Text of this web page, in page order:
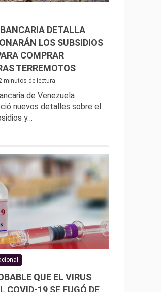
DETALLA
LOS SUBSIDIOS
COMPRAR
TERREMOTOS
minutos de lectura
de Venezuela
nuevos detalles sobre el
y…
QUE EL VIRUS